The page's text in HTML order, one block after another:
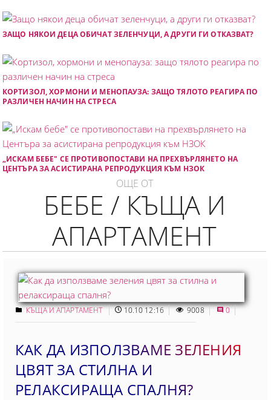
ЗАЩО НЯКОИ ДЕЦА ОБИЧАТ ЗЕЛЕНЧУЦИ, А ДРУГИ ГИ ОТКАЗВАТ?
КОРТИЗОЛ, ХОРМОНИ И МЕНОПАУЗА: ЗАЩО ТЯЛОТО РЕАГИРА ПО
РАЗЛИЧЕН НАЧИН НА СТРЕСА
„ИСКАМ БЕБЕ" СЕ ПРОТИВОПОСТАВИ НА ПРЕХВЪРЛЯНЕТО НА
ЦЕНТЪРА ЗА АСИСТИРАНА РЕПРОДУКЦИЯ КЪМ НЗОК
ОЩЕ ОТ
БЕБЕ / КЪЩА И
АПАРТАМЕНТ
КЪЩА И АПАРТАМЕНТ 10.10 12:16 9008 0
КАК ДА ИЗПОЛЗВАМЕ ЗЕЛЕНИЯ
ЦВЯТ ЗА СТИЛНА И
РЕЛАКСИРАЩА СПАЛНЯ?